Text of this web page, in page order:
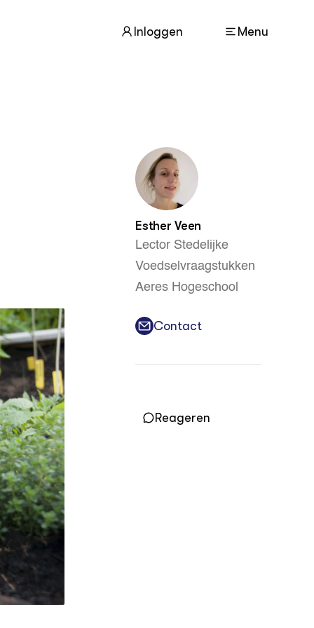
Inloggen Menu
Columns & Blogs
Vakbladen
LEREN
Wiki Groen Kennisnet
GROEN KENNISNET
Over ons
Contact
ENGLISH
Search the Knowledge base
Esther Veen
Lector Stedelijke
Voedselvraagstukken
Aeres Hogeschool
Contact
Reageren